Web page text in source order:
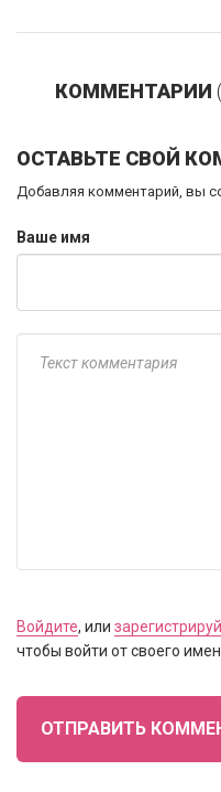
КОММЕНТАРИИ
ОСТАВЬТЕ СВОЙ
Добавляя комментарий, вы
Ваше имя
Войдите, или
чтобы войти от своего
ОТПРАВИТЬ